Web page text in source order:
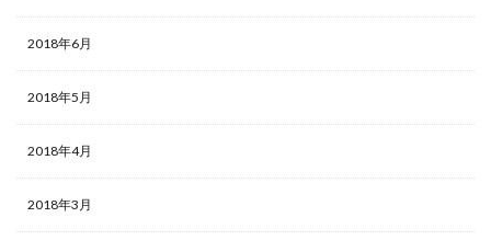
2018年6月
2018年5月
2018年4月
2018年3月